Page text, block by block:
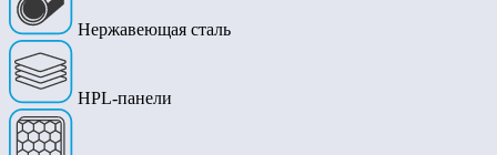
Нержавеющая сталь
HPL-панели